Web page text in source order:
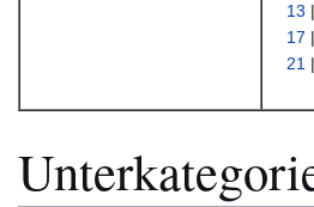
13
17
21